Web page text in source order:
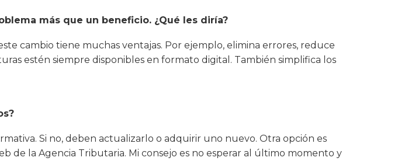
más que un beneficio. ¿Qué les diría?
cambio tiene muchas ventajas. Por ejemplo, elimina errores, reduce
estén siempre disponibles en formato digital. También simplifica los
Si no, deben actualizarlo o adquirir uno nuevo. Otra opción es
de la Agencia Tributaria. Mi consejo es no esperar al último momento y